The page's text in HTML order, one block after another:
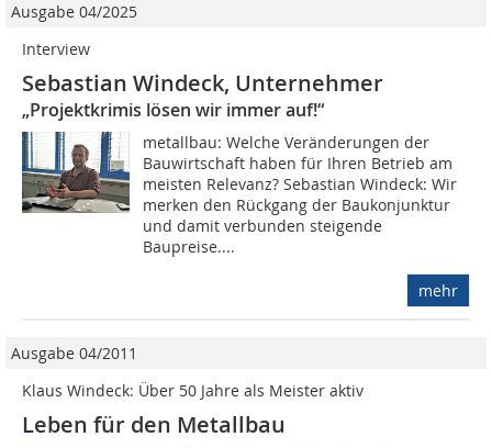
Ausgabe 04/2025
Interview
Sebastian Windeck, Unternehmer
„Projektkrimis lösen wir immer auf!“
metallbau: Welche Veränderungen der
Bauwirtschaft haben für Ihren Betrieb am
meisten Relevanz? Sebastian Windeck: Wir
merken den Rückgang der Baukonjunktur
und damit verbunden steigende
Baupreise....
mehr
Ausgabe 04/2011
Klaus Windeck: Über 50 Jahre als Meister aktiv
Leben für den Metallbau